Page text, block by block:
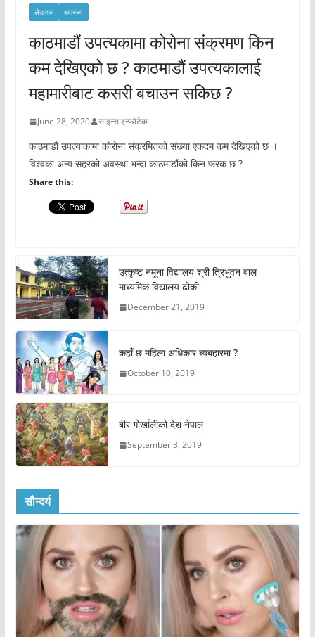
लेखहरु स्वास्थ्य
काठमाडौं उपत्यकामा कोरोना संक्रमण किन
कम देखिएको छ ? काठमाडौं उपत्यकालाई
महामारीबाट कसरी बचाउन सकिछ ?
June 28, 2020 साइन्स इन्फोटेक
काठमाडौं उपत्याकामा कोरोना संक्रमितको संख्या एकदम कम देखिएको छ ।
विश्वका अन्य सहरको अवस्था भन्दा काठमाडौंको किन फरक छ ?
Share this:
उत्कृष्ट नमूना विद्यालय श्री त्रिभुवन बाल
माध्यमिक विद्यालय ढोकी
December 21, 2019
कहाँ छ महिला अधिकार ब्यबहारमा ?
October 10, 2019
बीर गोर्खालीको देश नेपाल
September 3, 2019
सौन्दर्य